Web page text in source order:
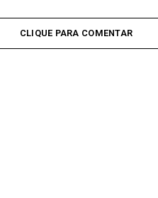
CLIQUE PARA COMENTAR